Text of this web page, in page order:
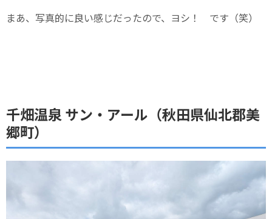
まあ、写真的に良い感じだったので、ヨシ！ です（笑）
千畑温泉 サン・アール（秋田県仙北郡美
郷町）